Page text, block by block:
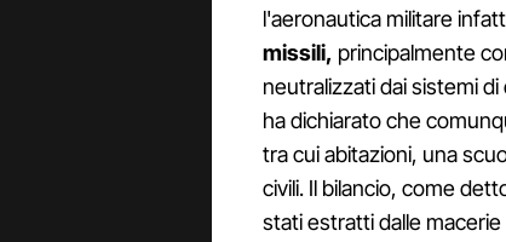
l'aeronautica militare
missili, principalmente
neutralizzati dai sistemi
ha dichiarato che
tra cui abitazioni, una
civili. Il bilancio, come
stati estratti dalle